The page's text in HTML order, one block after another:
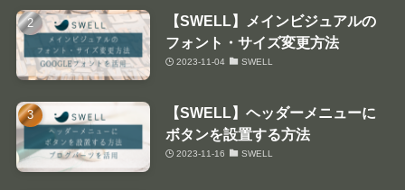
【SWELL】メインビジュアルの
フォント・サイズ変更方法
2023-11-04 SWELL
【SWELL】ヘッダーメニューに
ボタンを設置する方法
2023-11-16 SWELL